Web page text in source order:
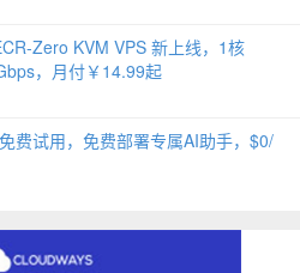
Zero KVM VPS 新上线，1核
，月付￥14.99起
费试用，免费部署专属AI助手，$0/